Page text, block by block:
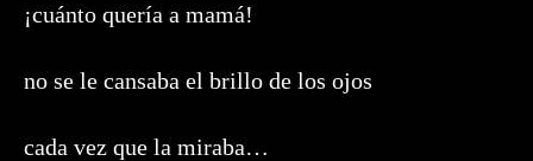
¡cuánto quería a mamá!
no se le cansaba el brillo de los ojos
cada vez que la miraba…